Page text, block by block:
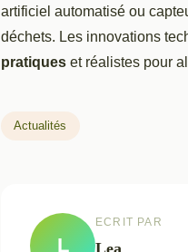
artificiel automatisé ou
déchets. Les innovations
pratiques et réalistes pour
Actualités
L
ECRIT PAR
Lea